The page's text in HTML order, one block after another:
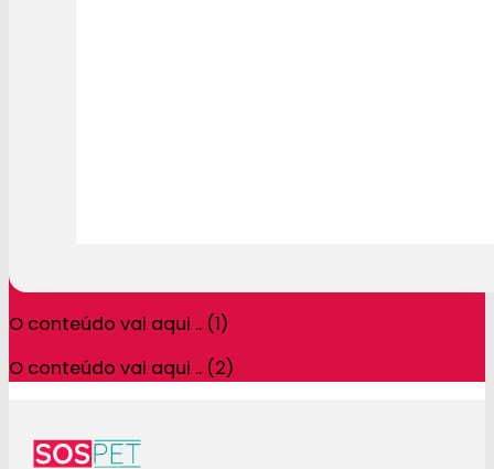
O conteúdo vai aqui .. (1)
O conteúdo vai aqui .. (2)